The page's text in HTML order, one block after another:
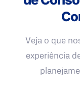
Veja o que
experiência